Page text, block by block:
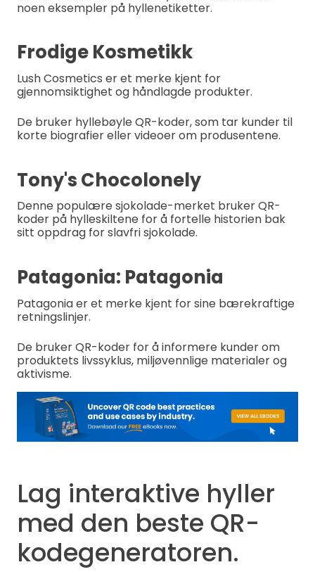
noen eksempler på hyllenetiketter.
Frodige Kosmetikk
Lush Cosmetics er et merke kjent for
gjennomsiktighet og håndlagde produkter.
De bruker hyllebøyle QR-koder, som tar kunder til
korte biografier eller videoer om produsentene.
Tony's Chocolonely
Denne populære sjokolade-merket bruker QR-
koder på hylleskiltene for å fortelle historien bak
sitt oppdrag for slavfri sjokolade.
Patagonia: Patagonia
Patagonia er et merke kjent for sine bærekraftige
retningslinjer.
De bruker QR-koder for å informere kunder om
produktets livssyklus, miljøvennlige materialer og
aktivisme.
Lag interaktive hyller
med den beste QR-
kodegeneratoren.